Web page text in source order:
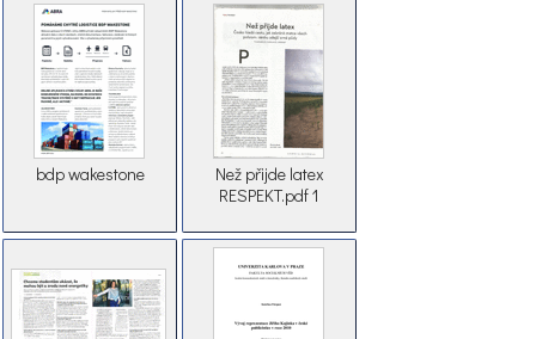
bdp wakestone
Než přijde latex
RESPEKT.pdf 1